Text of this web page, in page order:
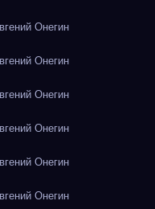
Онегин
Онегин
Онегин
Онегин
Онегин
Онегин